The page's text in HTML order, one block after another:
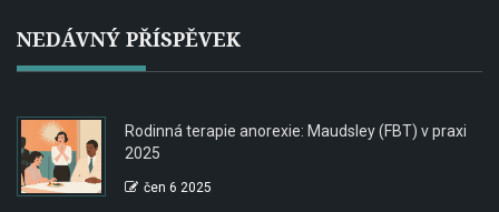
NEDÁVNÝ PŘÍSPĚVEK
Rodinná terapie anorexie: Maudsley (FBT) v praxi
2025
čen 6 2025